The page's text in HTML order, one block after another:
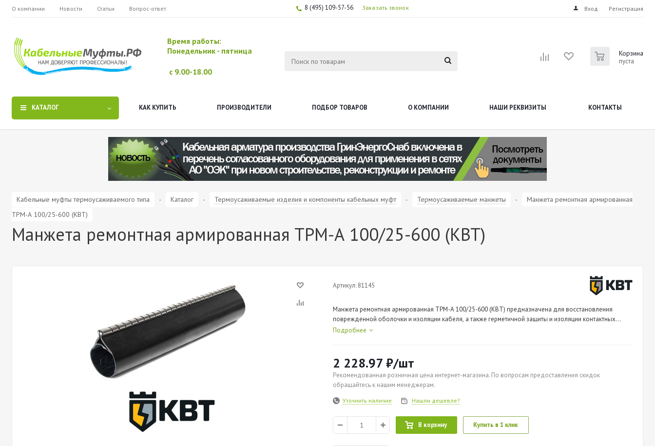
О компании Новости Статьи Вопрос-ответ 8 (495) 109-57-56 Заказать звонок Вход Регистрация
Время работы:
Понедельник - пятница
с 9.00-18.00
Корзина
пуста
КАТАЛОГ КАК КУПИТЬ ПРОИЗВОДИТЕЛИ ПОДБОР ТОВАРОВ О КОМПАНИИ НАШИ РЕКВИЗИТЫ КОНТАКТЫ
Кабельные муфты термоусаживаемого типа - Каталог - Термоусаживаемые изделия и компоненты кабельных муфт - Термоусаживаемые манжеты -
Манжета ремонтная армированная
ТРМ-А 100/25-600 (КВТ)
Манжета ремонтная армированная ТРМ-А 100/25-600 (КВТ)
Артикул: 81145
Манжета ремонтная армированная ТРМ-А 100/25-600 (КВТ) предназначена для восстановления
поврежденной оболочки и изоляции кабеля, а также герметичной защиты и изоляции контактных
соединений
Подробнее
2 228.97 ₽/шт
Рекомендованная розничная цена интернет-магазина. По вопросам предоставления скидок
обращайтесь к нашим менеджерам.
Уточнить наличие Нашли дешевле?
В корзину Купить в 1 клик